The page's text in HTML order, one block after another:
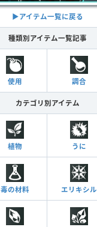
▶︎アイテム一覧に戻る
種類別アイテム一覧記事
使用 調合
カテゴリ別アイテム
植物 うに
毒の材料 エリキシル